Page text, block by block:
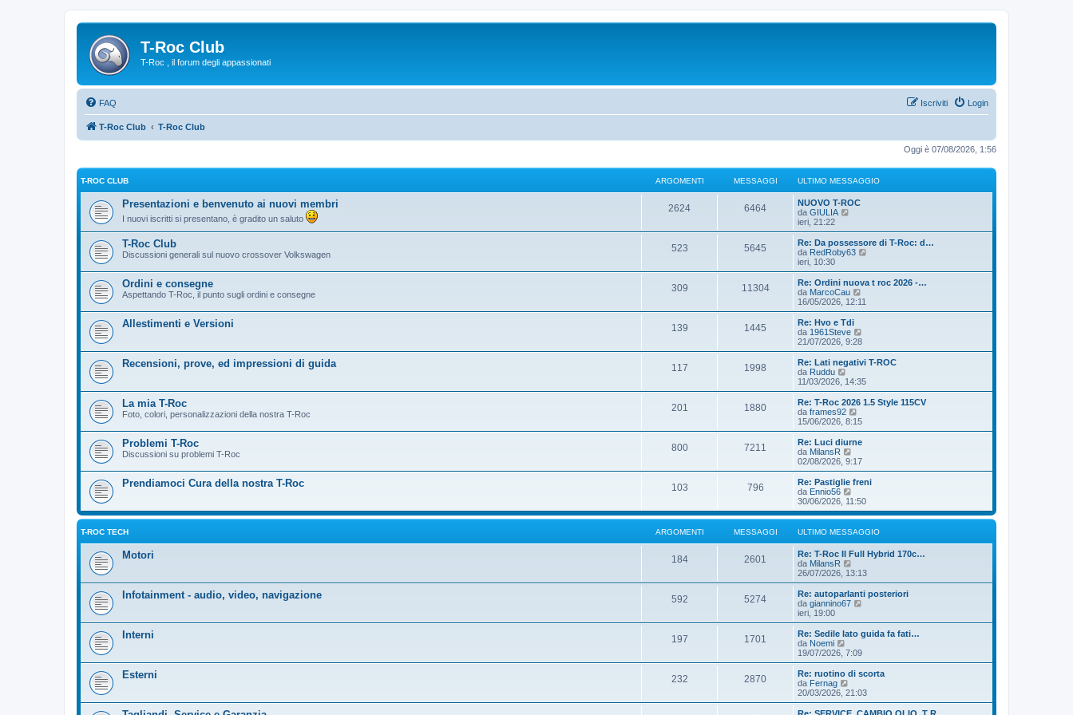
T-Roc Club
T-Roc , il forum degli appassionati
FAQ Login
Iscriviti
T-Roc Club T-Roc Club
Oggi è 07/08/2026, 1:56
T-ROC CLUB ARGOMENTI MESSAGGI ULTIMO MESSAGGIO
Presentazioni e benvenuto ai nuovi membri
I nuovi iscritti si presentano, è gradito un saluto
2624 6464
NUOVO T-ROC
da GIULIA
d
i
u
m
o
m
s
s
a
g
g
o
ieri, 21:22
T-Roc Club
Discussioni generali sul nuovo crossover Volkswagen
523 5645
Re: Da possessore di T-Roc: d…
da RedRoby63
d
i
s
g
g
ieri, 10:30
Ordini e consegne
Aspettando T-Roc, il punto sugli ordini e consegne
309 11304
Re: Ordini nuova t roc 2026 -…
da MarcoCau
e
d
l
m
o
m
s
a
g
g
16/05/2026, 12:11
Allestimenti e Versioni 139 1445
Re: Hvo e Tdi
da 1961Steve
d
i
l
i
m
g
g
o
21/07/2026, 9:28
Recensioni, prove, ed impressioni di guida 117 1998
Re: Lati negativi T-ROC
da Ruddu
e
d
i
u
l
m
o
m
s
s
a
g
i
o
11/03/2026, 14:35
La mia T-Roc
Foto, colori, personalizzazioni della nostra T-Roc
201 1880
Re: T-Roc 2026 1.5 Style 115CV
da frames92
e
d
i
l
m
o
m
e
s
a
g
i
o
15/06/2026, 8:15
Problemi T-Roc
Discussioni su problemi T-Roc
800 7211
Re: Luci diurne
da MilansR
e
d
i
l
i
m
o
m
e
s
a
g
g
o
02/08/2026, 9:17
Prendiamoci Cura della nostra T-Roc 103 796
Re: Pastiglie freni
da Ennio56
e
d
i
u
i
o
m
e
s
a
g
i
o
30/06/2026, 11:50
T-ROC TECH ARGOMENTI MESSAGGI ULTIMO MESSAGGIO
Motori 184 2601
Re: T-Roc II Full Hybrid 170c…
da MilansR
e
d
i
u
m
o
m
s
a
g
26/07/2026, 13:13
Infotainment - audio, video, navigazione 592 5274
Re: autoparlanti posteriori
da giannino67
d
i
u
m
o
m
ieri, 19:00
Interni 197 1701
Re: Sedile lato guida fa fati…
da Noemi
e
d
u
l
i
19/07/2026, 7:09
Esterni 232 2870
Re: ruotino di scorta
da Fernag
e
d
i
20/03/2026, 21:03